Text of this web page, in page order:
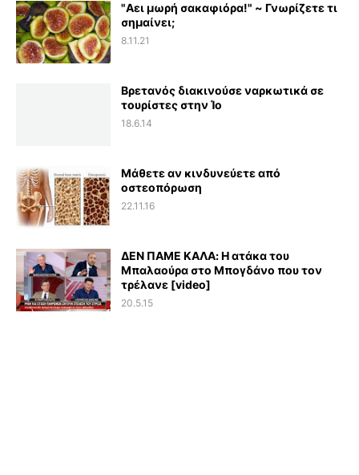
"Αει μωρή σακαφιόρα!" ~ Γνωρίζετε τι
σημαίνει;
8.11.21
Βρετανός διακινούσε ναρκωτικά σε
τουρίστες στην Ίο
18.6.14
Μάθετε αν κινδυνεύετε από
οστεοπόρωση
22.11.16
ΔΕΝ ΠΑΜΕ ΚΑΛΑ: Η ατάκα του
Μπαλαούρα στο Μπογδάνο που τον
τρέλανε [video]
20.5.15